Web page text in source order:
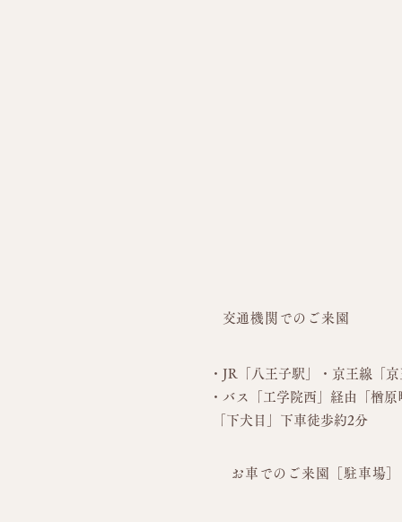
交通機関でのご来園
・JR「八王子駅」・京王線「
・バス
「工学院西」経由「楢
「下犬目」下車徒歩約2分
お車でのご来園［駐車場］